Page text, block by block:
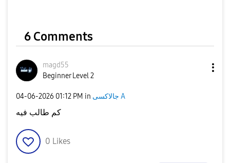
6 Comments
magd55
Beginner Level 2
‎04-06-2026 01:12 PM in جالاكسى A
كم طالب فيه
0 Likes